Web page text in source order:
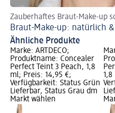
Zauberhaftes Braut-Make-up
Braut-Make-up: natürlich
Ähnliche Produkte
Marke: ARTDECO;
Produktname: Concealer
Perfect Teint 3 Peach, 1,8
ml; Preis: 14,95 €;
Verfügbarkeit: Status Grün
Lieferbar, Status Grau dm
Markt wählen